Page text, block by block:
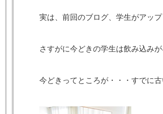
実は、前回のブログ、学生がアップ
さすがに今どきの学生は飲み込みが
今どきってところが・・・すでに古